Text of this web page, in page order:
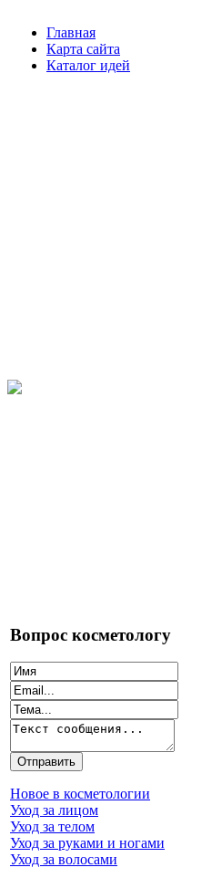
Главная
Карта сайта
Каталог идей
Вопрос косметологу
Новое в косметологии
Уход за лицом
Уход за телом
Уход за руками и ногами
Уход за волосами